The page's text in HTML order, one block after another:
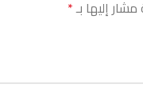
إليها بـ*